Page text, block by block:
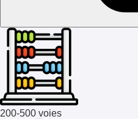
200-500 voies